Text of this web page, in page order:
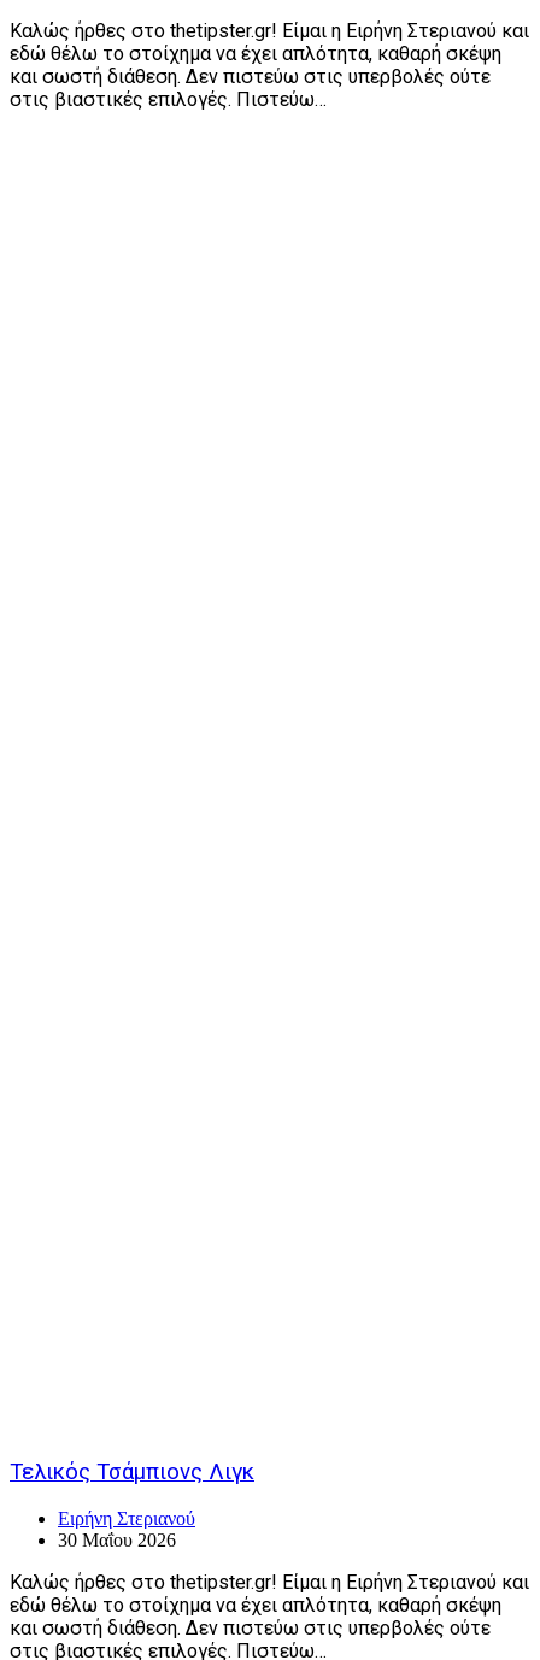
Καλώς ήρθες στο thetipster.gr! Είμαι η Ειρήνη Στεριανού και
εδώ θέλω το στοίχημα να έχει απλότητα, καθαρή σκέψη
και σωστή διάθεση. Δεν πιστεύω στις υπερβολές ούτε
στις βιαστικές επιλογές. Πιστεύω…
Τελικός Τσάμπιονς Λιγκ
Ειρήνη Στεριανού
30 Μαΐου 2026
Καλώς ήρθες στο thetipster.gr! Είμαι η Ειρήνη Στεριανού και
εδώ θέλω το στοίχημα να έχει απλότητα, καθαρή σκέψη
και σωστή διάθεση. Δεν πιστεύω στις υπερβολές ούτε
στις βιαστικές επιλογές. Πιστεύω…